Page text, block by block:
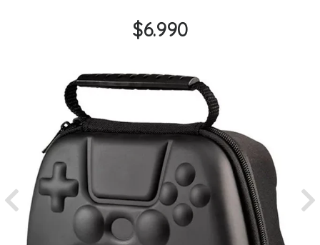
$6.990
Previous